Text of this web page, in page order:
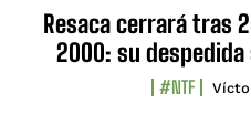
Resaca cerrará tras
2000: su
#NTF